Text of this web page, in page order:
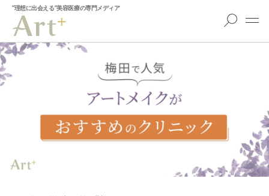
”理想に出会える”美容医療の専門メディア